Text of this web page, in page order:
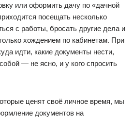
или оформить дачу по «дачной
посещать несколько
с работы, бросать другие дела и
хождением по кабинетам. При
идти, какие документы нести,
— не ясно, и у кого спросить
ценят своё личное время, мы
документов на